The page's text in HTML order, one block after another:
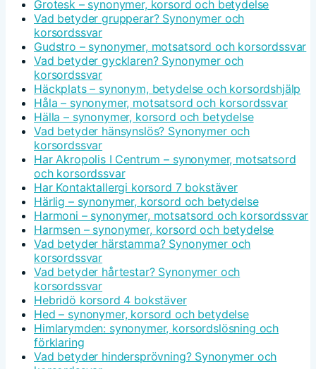
Grotesk – synonymer, korsord och betydelse
Vad betyder grupperar? Synonymer och
korsordssvar
Gudstro – synonymer, motsatsord och korsordssvar
Vad betyder gycklaren? Synonymer och
korsordssvar
Häckplats – synonym, betydelse och korsordshjälp
Håla – synonymer, motsatsord och korsordssvar
Hälla – synonymer, korsord och betydelse
Vad betyder hänsynslös? Synonymer och
korsordssvar
Har Akropolis I Centrum – synonymer, motsatsord
och korsordssvar
Har Kontaktallergi korsord 7 bokstäver
Härlig – synonymer, korsord och betydelse
Harmoni – synonymer, motsatsord och korsordssvar
Harmsen – synonymer, korsord och betydelse
Vad betyder härstamma? Synonymer och
korsordssvar
Vad betyder hårtestar? Synonymer och
korsordssvar
Hebridö korsord 4 bokstäver
Hed – synonymer, korsord och betydelse
Himlarymden: synonymer, korsordslösning och
förklaring
Vad betyder hindersprövning? Synonymer och